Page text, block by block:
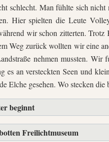
schlecht. Man fühlte sich
Hier spielten die Leute
wir schon zitterten.
Weg zurück wollten wir eine
nehmen mussten.
es an versteckten Seen und
Elche gesehen. Wo stecken die
beginnt
Freilichtmuseum